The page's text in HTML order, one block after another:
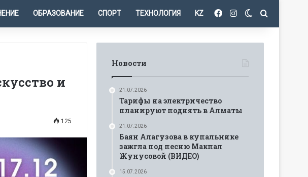
ОБРАЗОВАНИЕ СПОРТ ТЕХНОЛОГИЯ KZ FacebookInstagramSwitch skin
и
125
Новости
21.07.2026
Тарифы на электричество
планируют поднять в Алматы
21.07.2026
Баян Алагузова в купальнике
зажгла под песню Макпал
Жунусовой (ВИДЕО)
15.07.2026